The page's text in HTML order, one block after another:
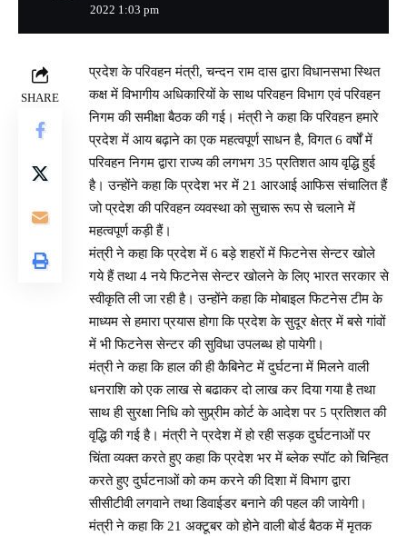
2022 1:03 pm
SHARE
प्रदेश के परिवहन मंत्री, चन्दन राम दास द्वारा विधानसभा स्थित
कक्ष में विभागीय अधिकारियों के साथ परिवहन विभाग एवं परिवहन
निगम की समीक्षा बैठक की गई। मंत्री ने कहा कि परिवहन हमारे
प्रदेश में आय बढ़ाने का एक महत्वपूर्ण साधन है, विगत 6 वर्षों में
परिवहन निगम द्वारा राज्य की लगभग 35 प्रतिशत आय वृद्धि हुई
है। उन्होंने कहा कि प्रदेश भर में 21 आरआई आफिस संचालित हैं
जो प्रदेश की परिवहन व्यवस्था को सुचारू रूप से चलाने में
महत्वपूर्ण कड़ी हैं।
मंत्री ने कहा कि प्रदेश में 6 बड़े शहरों में फिटनेस सेन्टर खोले
गये हैं तथा 4 नये फिटनेस सेन्टर खोलने के लिए भारत सरकार से
स्वीकृति ली जा रही है। उन्होंने कहा कि मोबाइल फिटनेस टीम के
माध्यम से हमारा प्रयास होगा कि प्रदेश के सुदूर क्षेत्र में बसे गांवों
में भी फिटनेस सेन्टर की सुविधा उपलब्ध हो पायेगी।
मंत्री ने कहा कि हाल की ही कैबिनेट में दुर्घटना में मिलने वाली
धनराशि को एक लाख से बढाकर दो लाख कर दिया गया है तथा
साथ ही सुरक्षा निधि को सुप्र्रीम कोर्ट के आदेश पर 5 प्रतिशत की
वृद्धि की गई है। मंत्री ने प्रदेश में हो रही सड़क दुर्घटनाओं पर
चिंता व्यक्त करते हुए कहा कि प्रदेश भर में ब्लेक स्पॉट को चिन्हित
करते हुए दुर्घटनाओं को कम करने की दिशा में विभाग द्वारा
सीसीटीवी लगवाने तथा डिवाईडर बनाने की पहल की जायेगी।
मंत्री ने कहा कि 21 अक्टूबर को होने वाली बोर्ड बैठक में मृतक